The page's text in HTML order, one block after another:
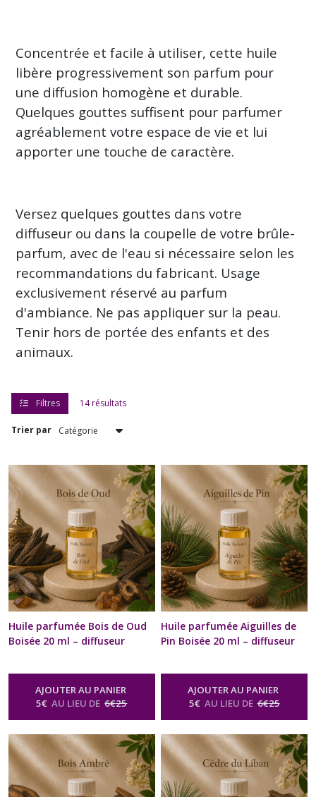
Concentrée et facile à utiliser, cette huile
libère progressivement son parfum pour
une diffusion homogène et durable.
Quelques gouttes suffisent pour parfumer
agréablement votre espace de vie et lui
apporter une touche de caractère.
Versez quelques gouttes dans votre
diffuseur ou dans la coupelle de votre brûle-
parfum, avec de l'eau si nécessaire selon les
recommandations du fabricant. Usage
exclusivement réservé au parfum
d'ambiance. Ne pas appliquer sur la peau.
Tenir hors de portée des enfants et des
animaux.
Filtres 14 résultats
Trier par
Huile parfumée Bois de Oud
Boisée 20 ml – diffuseur
voiture | Naturelle &
artisanale | Bien-être,
Diffuseur & Brûle Parfum
AJOUTER AU PANIER
5€ AU LIEU DE 6€25
Huile parfumée Aiguilles de
Pin Boisée 20 ml – diffuseur
voiture | Naturelle &
artisanale | Bien-être,
Diffuseur & Brûle Parfum
AJOUTER AU PANIER
5€ AU LIEU DE 6€25
Parfumée
Naturelle
Boisée
Pour
diffuseur
brûle
Parfum
(14)
Parfumée
Naturelle
épicée
Pour
&
brûle
Parfum
(10)
résultats